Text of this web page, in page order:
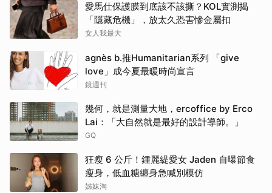
愛馬仕保護膜到底該不該撕？KOL實測揭
「隱藏危機」，放太久恐害慘金屬扣
女人我最大
agnès b.推Humanitarian系列 「give
love」成今夏最暖時尚宣言
鏡週刊
幾何，就是測量大地，ercoffice by Erco
Lai：「大自然就是最好的設計導師。」
GQ
狂瘦 6 公斤！鍾麗緹愛女 Jaden 自曝節食
瘦身，低血糖纏身急喊別模仿
姊妹淘